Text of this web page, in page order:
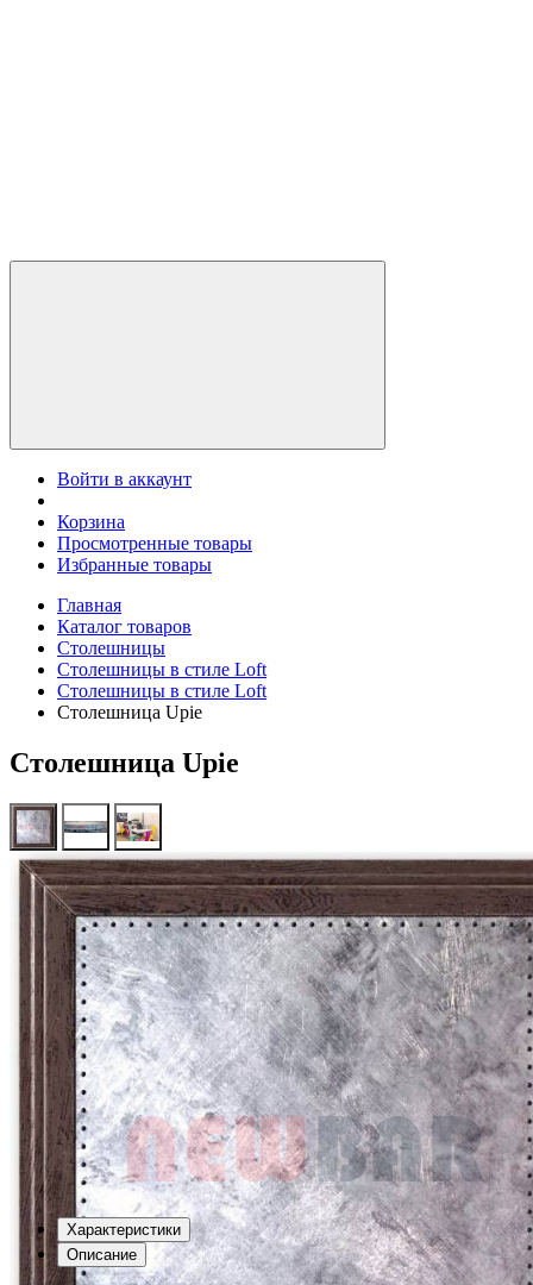
Войти в аккаунт
Корзина
Просмотренные товары
Избранные товары
Главная
Каталог товаров
Столешницы
Столешницы в стиле Loft
Столешницы в стиле Loft
Столешница Upie
Столешница Upie
Характеристики
Описание